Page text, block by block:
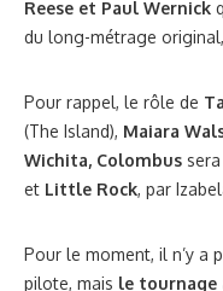
Reese et Paul Wernick
du long-métrage
Pour rappel, le rôle de
(The Island), Maiara
Wichita, Colombus
et Little Rock, par
Pour le moment, il n’y a
pilote, mais le tournage